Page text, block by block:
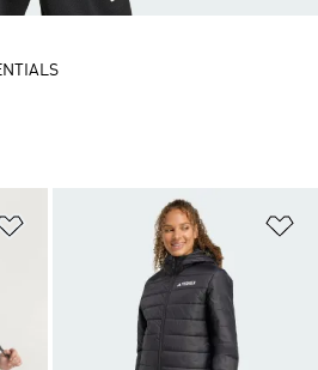
Añadir a la lista de deseos